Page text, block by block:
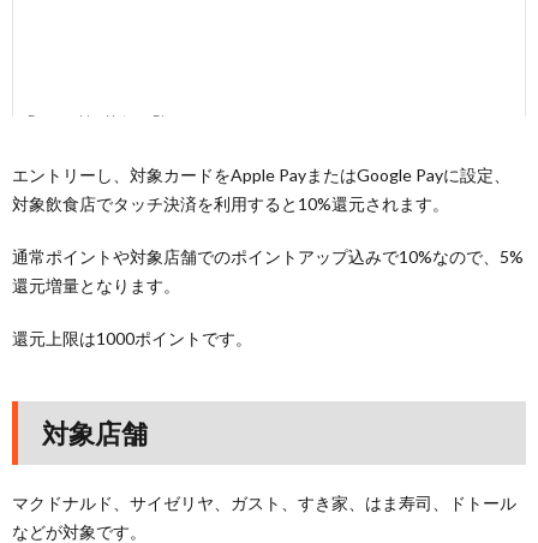
エントリーし、対象カードをApple PayまたはGoogle Payに設定、
対象飲食店でタッチ決済を利用すると10%還元されます。
通常ポイントや対象店舗でのポイントアップ込みで10%なので、5%
還元増量となります。
還元上限は1000ポイントです。
対象店舗
マクドナルド、サイゼリヤ、ガスト、すき家、はま寿司、ドトール
などが対象です。